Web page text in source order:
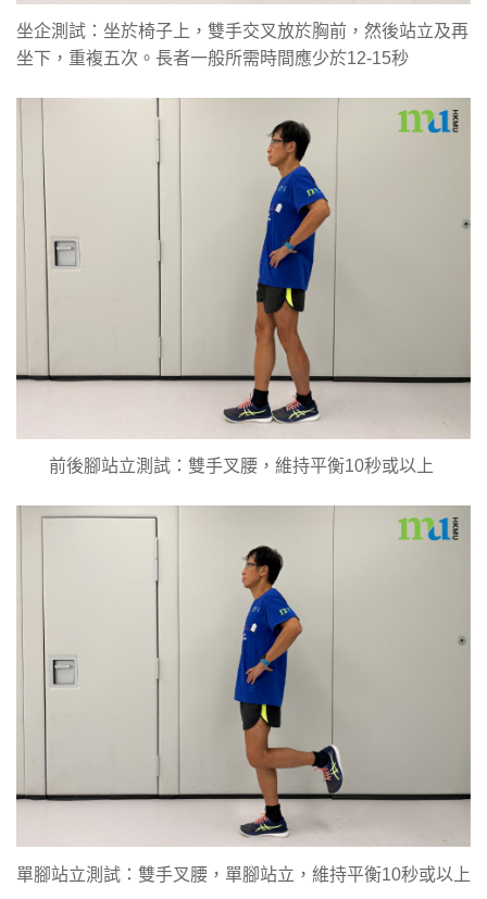
坐企測試：坐於椅子上，雙手交叉放於胸前，然後站立及再
坐下，重複五次。長者一般所需時間應少於12-15秒
前後腳站立測試：雙手叉腰，維持平衡10秒或以上
單腳站立測試：雙手叉腰，單腳站立，維持平衡10秒或以上